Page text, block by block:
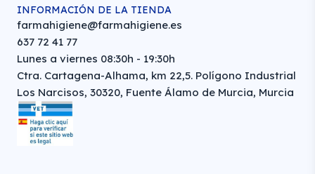
INFORMACIÓN DE LA TIENDA
farmahigiene@farmahigiene.es
637 72 41 77
Lunes a viernes 08:30h - 19:30h
Ctra. Cartagena-Alhama, km 22,5. Polígono Industrial
Los Narcisos, 30320, Fuente Álamo de Murcia, Murcia